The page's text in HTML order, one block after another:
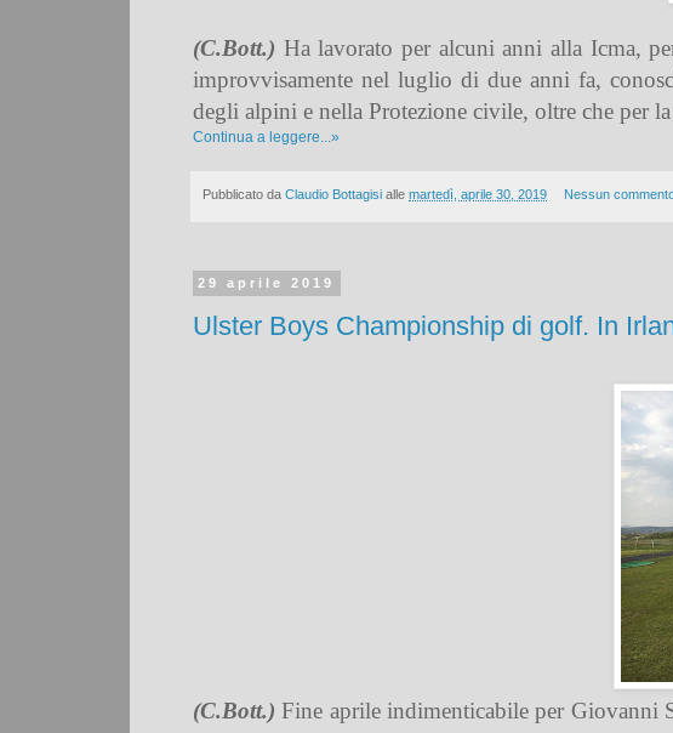
(C.Bott.) Ha lavorato per alcuni anni alla Icma,
improvvisamente nel luglio di due anni fa,
degli alpini e nella Protezione civile, oltre che per
Continua a leggere...»
Pubblicato da Claudio Bottagisi alle martedì, aprile 30, 2019 Nessun
29 aprile 2019
Ulster Boys Championship di golf. In
(C.Bott.) Fine aprile indimenticabile per Giovanni